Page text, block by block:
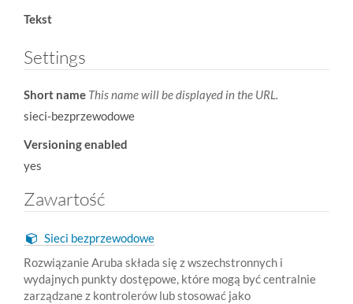
Tekst
Settings
Short name This name will be displayed in the URL.
sieci-bezprzewodowe
Versioning enabled
yes
Zawartość
Sieci bezprzewodowe
Rozwiązanie Aruba składa się z wszechstronnych i
wydajnych punkty dostępowe, które mogą być centralnie
zarządzane z kontrolerów lub stosować jako